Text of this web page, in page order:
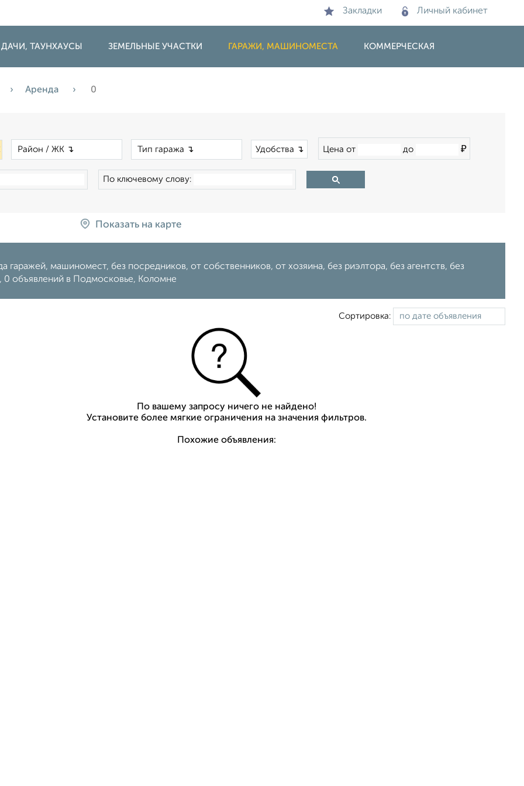
Закладки Личный кабинет
ТАУНХАУСЫ ЗЕМЕЛЬНЫЕ УЧАСТКИ ГАРАЖИ, МАШИНОМЕСТА КОММЕРЧЕСКАЯ
Аренда 0
Удобства ↴ Цена от до ₽
По ключевому слову:
Показать на карте
гаражей, машиномест, без посредников, от собственников, от хозяина, без риэлтора, без агентств, без
0 объявлений в Подмосковье, Коломне
Сортировка:
По вашему запросу ничего не найдено!
Установите более мягкие ограничения на значения фильтров.
Похожие объявления: